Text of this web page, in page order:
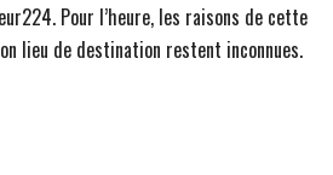
Pour l’heure, les raisons de cette
lieu de destination restent inconnues.